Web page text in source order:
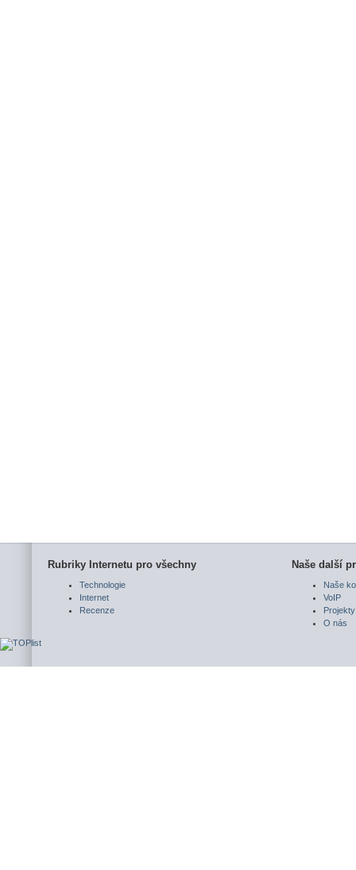
Rubriky Internetu pro všechny
Technologie
Internet
Recenze
Naše další
Naše
VoIP
Projekty
O nás